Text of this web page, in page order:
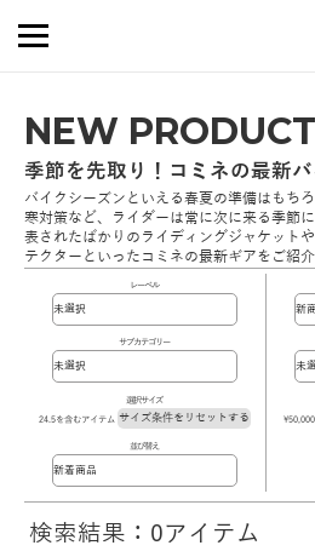
NEW PRODUCT
季節を先取り！コミネの最新
バイクシーズンといえる春夏の準備はもち
寒対策など、ライダーは常に次に来る季節
表されたばかりのライディングジャケット
テクターといったコミネの最新ギアをご紹介
レーベル
サブカテゴリー
選択サイズ
24.5を含むアイテム サイズ条件をリセットする
並び替え
検索結果：0アイテム